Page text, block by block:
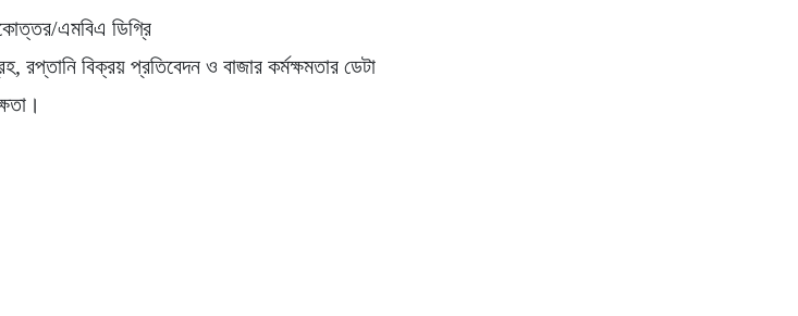
এমবিএ ডিগ্রি
রপ্তানি বিক্রয় প্রতিবেদন ও বাজার কর্মক্ষমতার ডেটা